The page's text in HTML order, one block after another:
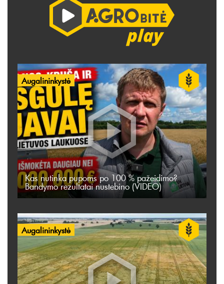
Augalininkystė
Kas nutinka pupoms po 100 % pažeidimo?
Bandymo rezultatai nustebino (VIDEO)
Augalininkystė